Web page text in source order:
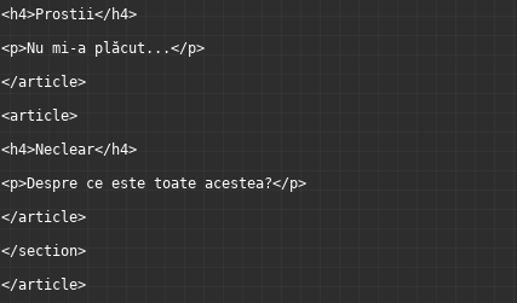
<h4>Prostii</h4>
<p>Nu mi-a plăcut...</p>
</article>
<article>
<h4>Neclear</h4>
<p>Despre ce este toate acestea?</p>
</article>
</section>
</article>